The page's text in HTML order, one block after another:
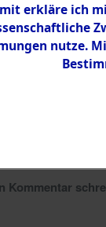
Kommentar
erkläre ich
nutze.